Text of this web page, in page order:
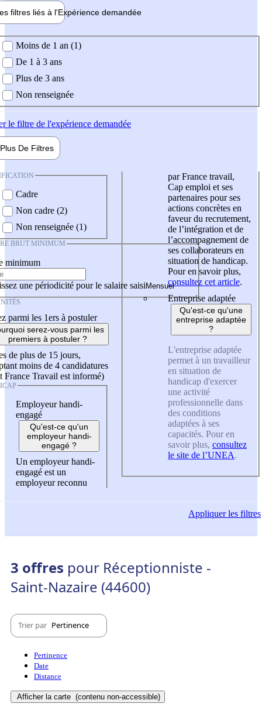
filtres liés à l'Expérience demandée
demandée
Moins de 1 an (1)
De 1 à 3 ans
Plus de 3 ans
Non renseignée
le filtre de l'expérience demandée
Plus De Filtres
Cadre
Non cadre (2)
Non renseignée (1)
BRUT MINIMUM
minimum
une périodicité pour le salaire saisi
parmi les 1ers à postuler
serez-vous parmi les
premiers à postuler ?
de plus de 15 jours,
moins de 4 candidatures
France Travail est informé)
Employeur handi-
engagé
Qu'est-ce qu'un
employeur handi-
engagé ?
Un employeur handi-
engagé est un
employeur reconnu
par France travail,
Cap emploi et ses
partenaires pour ses
actions concrètes en
faveur du recrutement,
de l’intégration et de
l’accompagnement de
ses collaborateurs en
situation de handicap.
Pour en savoir plus,
consultez cet article.
Entreprise adaptée
Qu'est-ce qu'une
entreprise adaptée
?
L'entreprise adaptée
permet à un travailleur
en situation de
handicap d'exercer
une activité
professionnelle dans
des conditions
adaptées à ses
capacités. Pour en
savoir plus, consultez
le site de l’UNEA.
Appliquerles filtres
3 offres pour Réceptionniste -
Saint-Nazaire (44600)
Trier par Pertinence
Pertinence
Date
Distance
Afficher la carte (contenu non-accessible)